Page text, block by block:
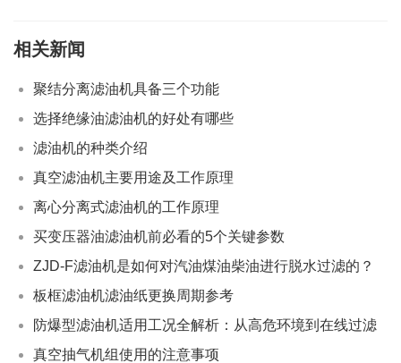
相关新闻
聚结分离滤油机具备三个功能
选择绝缘油滤油机的好处有哪些
滤油机的种类介绍
真空滤油机主要用途及工作原理
离心分离式滤油机的工作原理
买变压器油滤油机前必看的5个关键参数
ZJD-F滤油机是如何对汽油煤油柴油进行脱水过滤的？
板框滤油机滤油纸更换周期参考
防爆型滤油机适用工况全解析：从高危环境到在线过滤
真空抽气机组使用的注意事项